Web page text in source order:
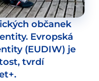
občanek
Evropská
(EUDIW) je
tvrdí